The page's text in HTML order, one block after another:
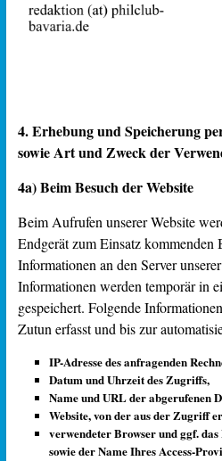
4. Erhebung und Speicherung
sowie Art und Zweck der
4a) Beim Besuch der Website
Beim Aufrufen unserer Website
Endgerät zum Einsatz kommenden
Informationen an den Server
Informationen werden temporär in
gespeichert. Folgende
Zutun erfasst und bis zur
IP-Adresse des anfragenden
Datum und Uhrzeit des Zugriffs,
Name und URL der abgerufenen
Website, von der aus der Zugriff
verwendeter Browser und ggf.
sowie der Name Ihres Access-